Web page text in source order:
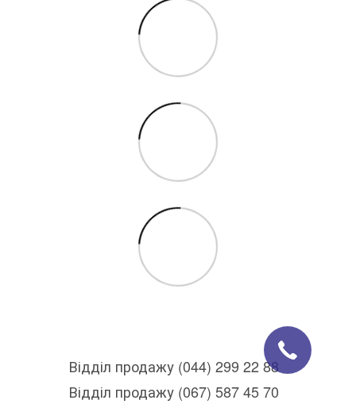
Відділ продажу (044) 299 22 88
Відділ продажу (067) 587 45 70